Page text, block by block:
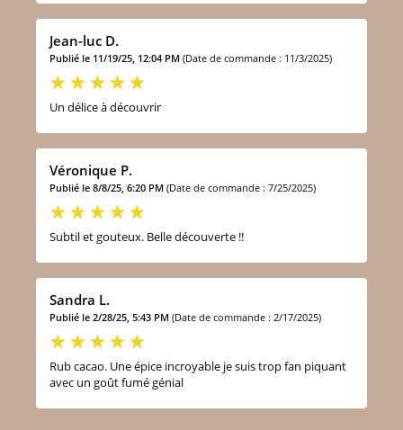
Jean-luc D.
Publié le 11/19/25, 12:04 PM (Date de commande : 11/3/2025)
Un délice à découvrir
Véronique P.
Publié le 8/8/25, 6:20 PM (Date de commande : 7/25/2025)
Subtil et gouteux. Belle découverte !!
Sandra L.
Publié le 2/28/25, 5:43 PM (Date de commande : 2/17/2025)
Rub cacao. Une épice incroyable je suis trop fan piquant
avec un goût fumé génial